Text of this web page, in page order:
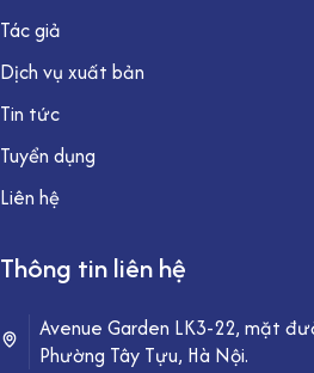
Tác giả
Dịch vụ xuất bản
Tin tức
Tuyển dụng
Liên hệ
Thông tin liên hệ
Avenue Garden LK3-22, mặt
Phường Tây Tựu, Hà Nội.